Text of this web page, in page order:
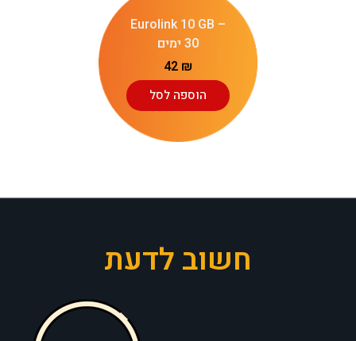
Eurolink 10 GB –
30 ימים
42 ₪
הוספה לסל
חשוב לדעת